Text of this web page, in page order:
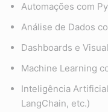
Automações com
Análise de Dados
Dashboards e
Machine Learning
Inteligência
LangChain, etc.)